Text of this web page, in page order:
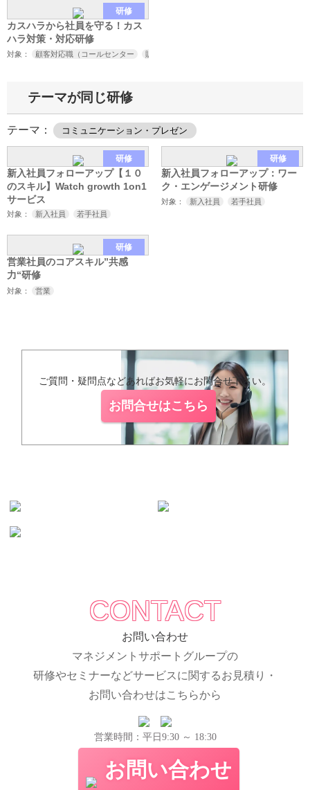
研修
カスハラから社員を守る！カス
ハラ対策・対応研修
対象： 顧客対応職（コールセンター 販売
テーマが同じ研修
テーマ： コミュニケーション・プレゼン
研修
新入社員フォローアップ【１０
のスキル】Watch growth 1on1
サービス
対象： 新入社員 若手社員
研修
新入社員フォローアップ：ワー
ク・エンゲージメント研修
対象： 新入社員 若手社員
研修
営業社員のコアスキル”共感
力“研修
対象： 営業
ご質問・疑問点などあればお気軽にお問合せ下さい。
お問合せはこちら
CONTACT
お問い合わせ
マネジメントサポートグループの
研修やセミナーなどサービスに関するお見積り・
お問い合わせはこちらから
営業時間：平日9:30 ～ 18:30
お問い合わせ